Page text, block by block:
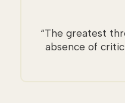
“The greatest
absence of